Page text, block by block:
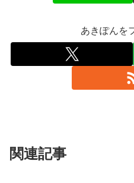
あきぽんを
関連記事